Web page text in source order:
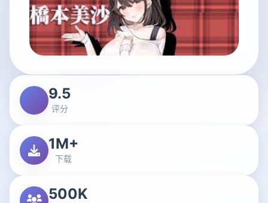
9.5
评分
1M+
下载
500K